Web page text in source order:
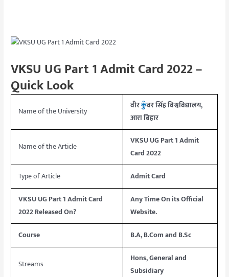
VKSU UG Part 1 Admit Card 2022 –
Quick Look
Name of the University
वीरकुँवर सिंह विश्वविद्यालय,
आरा बिहार
Name of the Article
VKSU UG Part 1 Admit
Card 2022
Type of Article Admit Card
VKSU UG Part 1 Admit Card
2022 Released On?
Any Time On its Official
Website.
Course B.A, B.Com and B.Sc
Streams
Hons, General and
Subsidiary